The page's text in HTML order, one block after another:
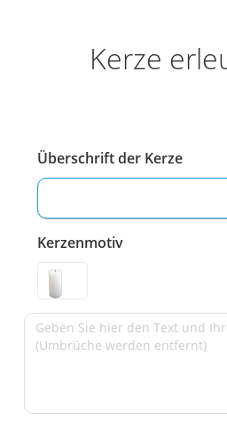
Kerze
Überschrift der Kerze
Kerzenmotiv